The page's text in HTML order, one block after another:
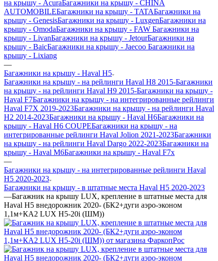
на крышу - AcuraБагажники на крышу - CHINA
AUTOMOBILEБагажники на крышу - TATAБагажники на
крышу - GenesisБагажники на крышу - LuxgenБагажники на
крышу - OmodaБагажники на крышу - FAW Багажники на
крышу - LivanБагажники на крышу - JetourБагажники на
крышу - BaicБагажники на крышу - Jaecoo Багажники на
крышу - Lixiang
—
Багажники на крышу - Haval H5
Багажники на крышу - на рейлинги Haval H8 2015-Багажники
на крышу - на рейлинги Haval H9 2015-Багажники на крышу -
Haval F7Багажники на крышу - на интегрированные рейлинги
Haval F7X 2019-2023Багажники на крышу - на рейлинги Haval
H2 2014-2023Багажники на крышу - Haval H6Багажники на
крышу - Haval H6 COUPEБагажники на крышу - на
интегрированные рейлинги Haval Jolion 2021-2023Багажники
на крышу - на рейлинги Haval Dargo 2022-2023Багажники на
крышу - Haval M6Багажники на крышу - Haval F7x
—
Багажники на крышу - на интегрированные рейлинги Haval
H5 2020-2023
Багажники на крышу - в штатные места Haval H5 2020-2023
—Багажник на крышу LUX, крепление в штатные места для
Haval H5 внедорожник 2020- (БК2+дуги аэро-эконом
1,1м+КА2 LUX H5-20i (ШМ))